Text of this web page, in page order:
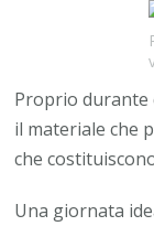
Proprio durante
il materiale che
che
Una giornata